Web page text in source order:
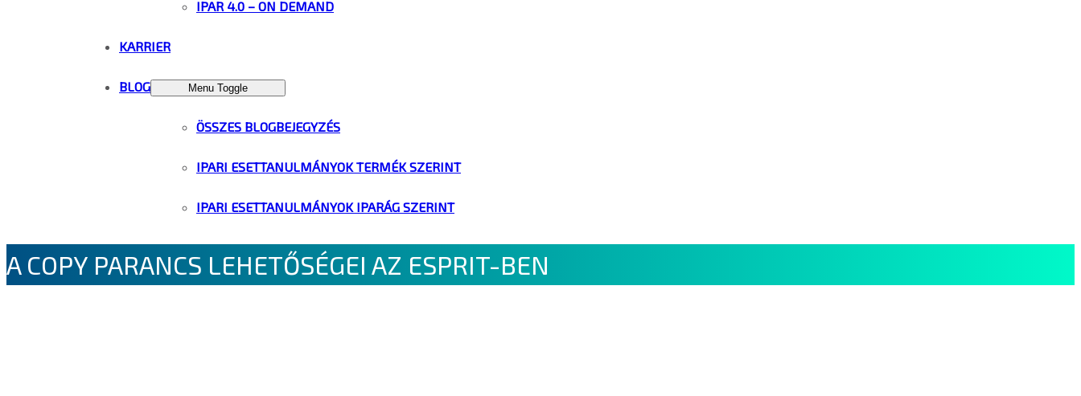
IPAR 4.0 – ON DEMAND
KARRIER
BLOG Menu Toggle
ÖSSZES BLOGBEJEGYZÉS
IPARI ESETTANULMÁNYOK TERMÉK SZERINT
IPARI ESETTANULMÁNYOK IPARÁG SZERINT
A COPY PARANCS LEHETŐSÉGEI AZ ESPRIT-BEN